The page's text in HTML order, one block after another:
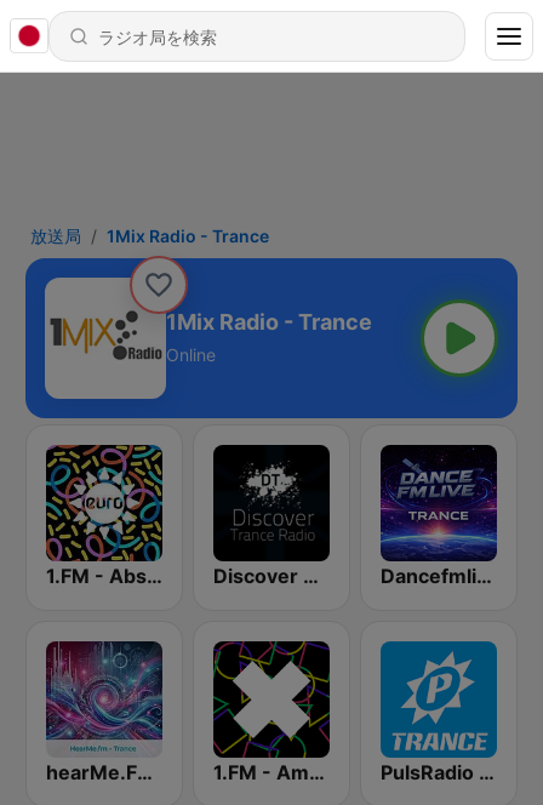
放送局 1Mix Radio - Trance
1Mix Radio - Trance
Online
1.FM - Absolute Trance Discover Trance Radio Dancefmlive Trance
hearMe.FM Trance 1.FM - Amsterdam Trance PulsRadio Trance